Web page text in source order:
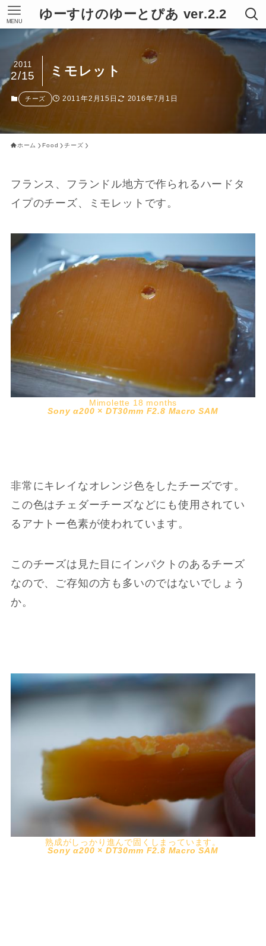
ゆーすけのゆーとぴあ ver.2.2
MENU
ミモレット
2011
2/15
チーズ 2011年2月15日 2016年7月1日
ホーム Food チーズ
フランス、フランドル地方で作られるハードタ
イプのチーズ、ミモレットです。
Mimolette 18 months
Sony α200 × DT30mm F2.8 Macro SAM
非常にキレイなオレンジ色をしたチーズです。
この色はチェダーチーズなどにも使用されてい
るアナトー色素が使われています。
このチーズは見た目にインパクトのあるチーズ
なので、ご存知の方も多いのではないでしょう
か。
熟成がしっかり進んで固くしまっています。
Sony α200 × DT30mm F2.8 Macro SAM